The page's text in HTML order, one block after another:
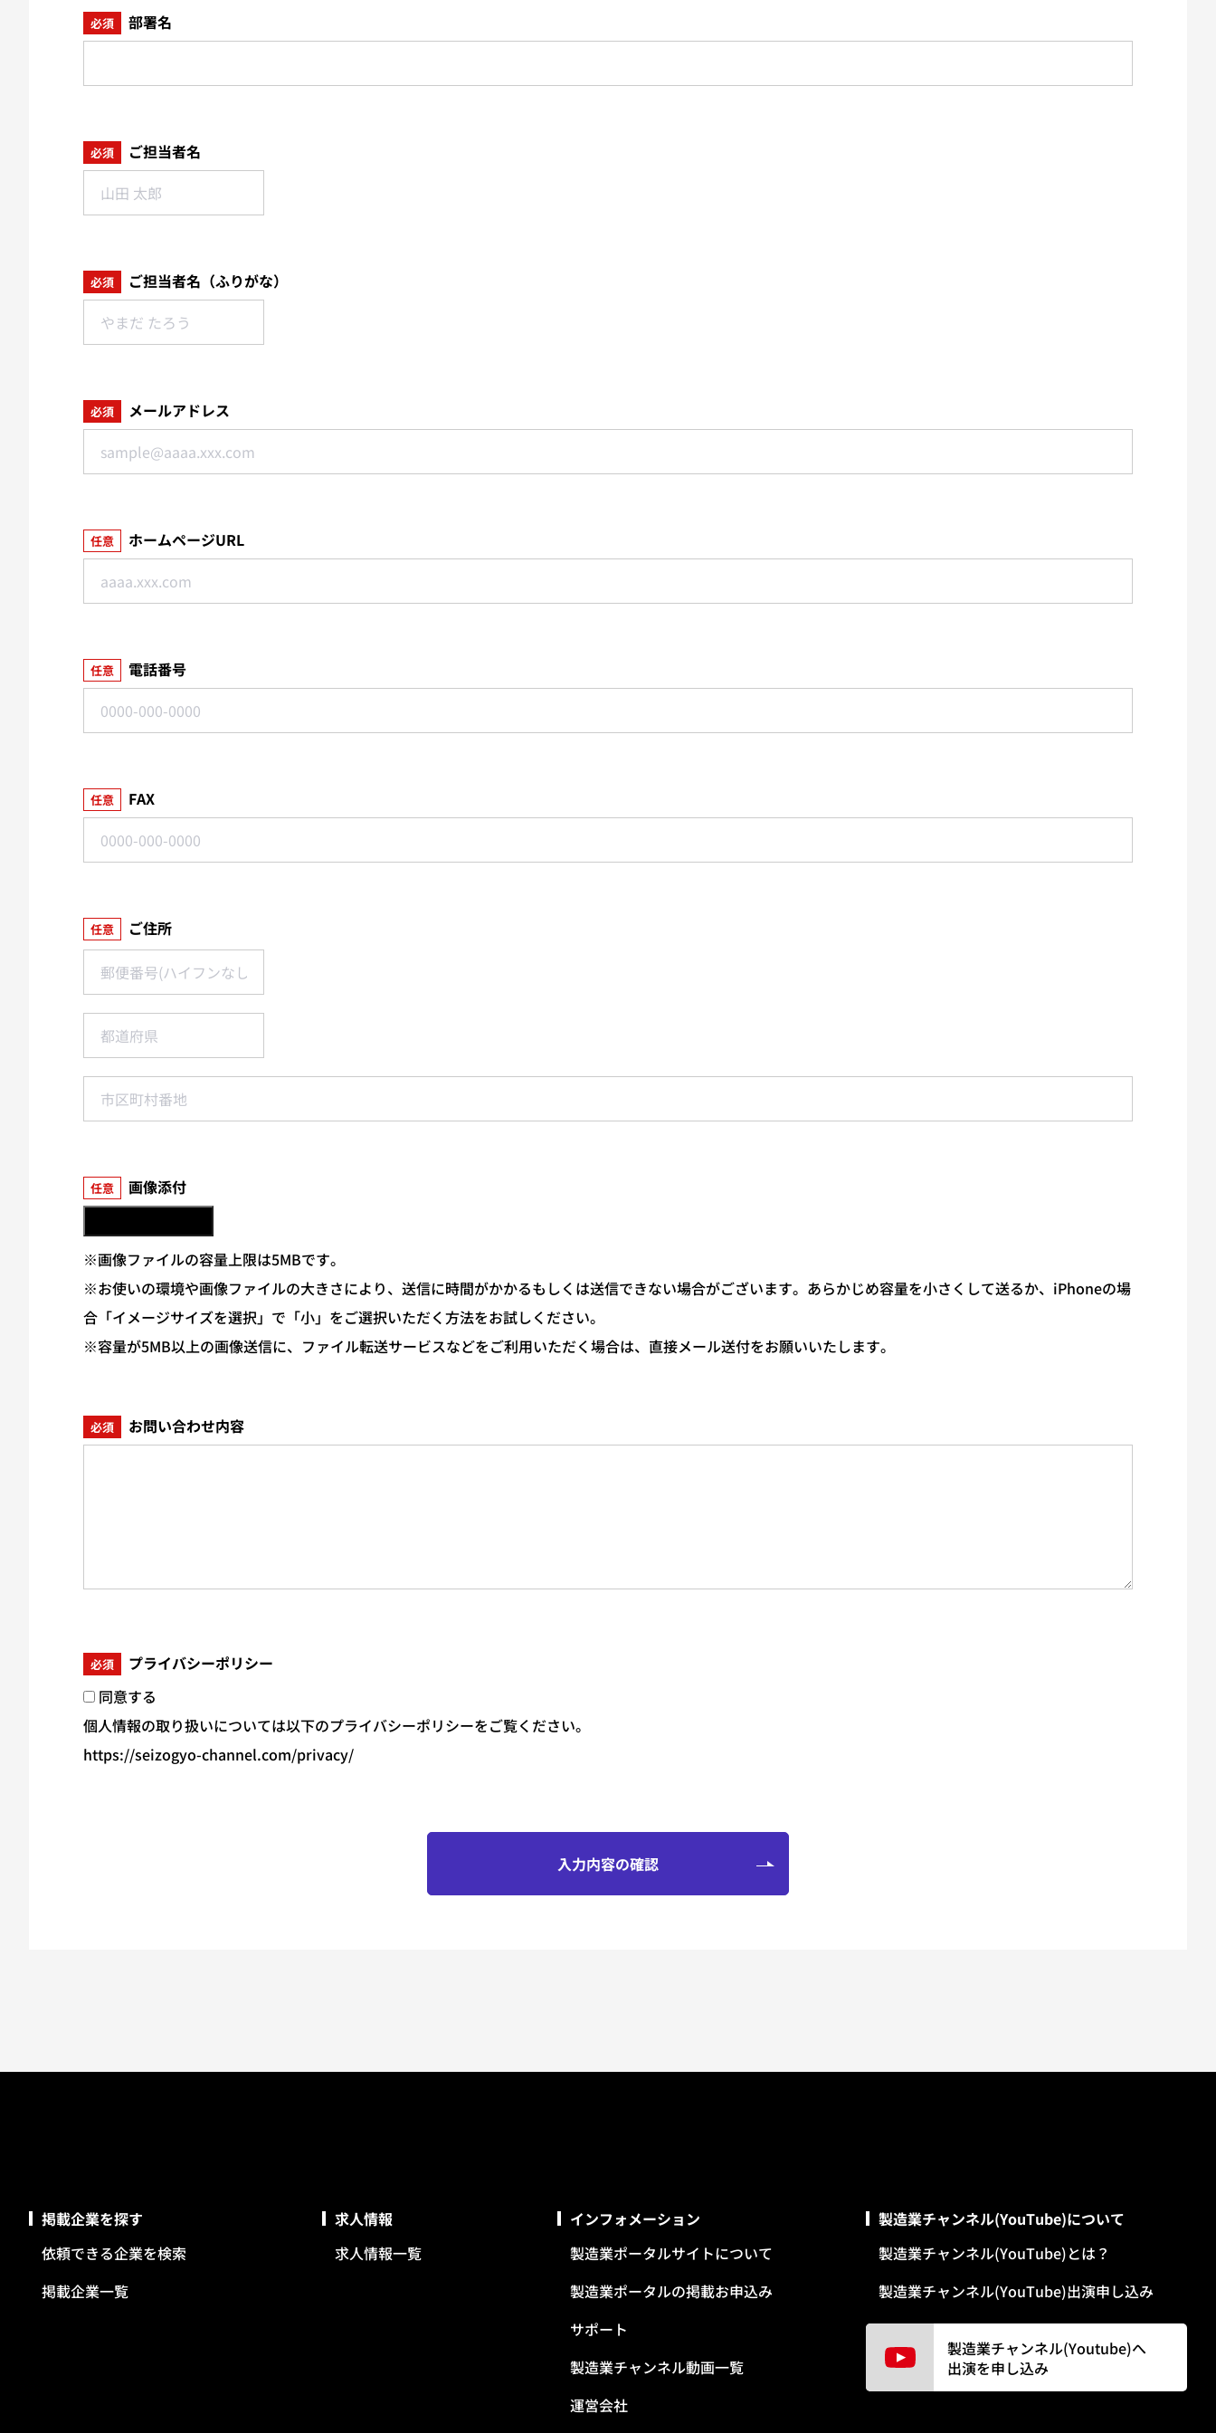
必須 部署名
必須 ご担当者名
必須 ご担当者名（ふりがな）
必須 メールアドレス
任意 ホームページURL
任意 電話番号
任意 FAX
任意 ご住所
任意 画像添付
※画像ファイルの容量上限は5MBです。
※お使いの環境や画像ファイルの大きさにより、送信に時間がかかるもしくは送信できない場合がございます。あらかじめ容量を小さくして送るか、iPhoneの場
合「イメージサイズを選択」で「小」をご選択いただく方法をお試しください。
※容量が5MB以上の画像送信に、ファイル転送サービスなどをご利用いただく場合は、直接メール送付をお願いいたします。
必須 お問い合わせ内容
必須
プライバシーポリシー
同意する
個人情報の取り扱いについては以下のプライバシーポリシーをご覧ください。
https://seizogyo-channel.com/privacy/
掲載企業を探す
依頼できる企業を検索
掲載企業一覧
求人情報
求人情報一覧
インフォメーション
製造業ポータルサイトについて
製造業ポータルの掲載お申込み
サポート
製造業チャンネル動画一覧
運営会社
製造業チャンネル(YouTube)について
製造業チャンネル(YouTube)とは？
製造業チャンネル(YouTube)出演申し込み
製造業チャンネル(Youtube)へ
出演を申し込み